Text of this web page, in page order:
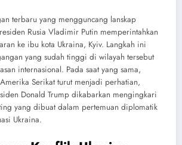
terbaru yang mengguncang lanskap
Rusia Vladimir Putin memperintahkan
ke ibu kota Ukraina, Kyiv. Langkah ini
yang sudah tinggi di wilayah tersebut
internasional. Pada saat yang sama,
Serikat turut menjadi perhatian,
Donald Trump dikabarkan mengingkari
yang dibuat dalam pertemuan diplomatik
Ukraina.